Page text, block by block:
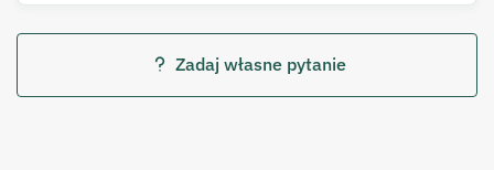
Zadaj własne pytanie